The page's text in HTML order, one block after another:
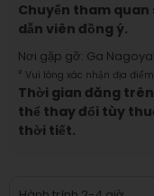
Chuyến tham quan
dẫn viên đồng ý.
Nơi gặp gỡ: Ga Nagoya
² Vui lòng xác nhận địa
Thời gian đăng
thể thay đổi tùy
thời tiết.